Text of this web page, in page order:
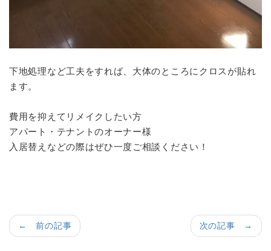
下地処理など工夫をすれば、大体のところにクロスが貼れ
ます。
費用を抑えてリメイクしたい方
アパート・テナントのオーナー様
入居替えなどの際はぜひ一度ご相談ください！
次の記事 →
← 前の記事